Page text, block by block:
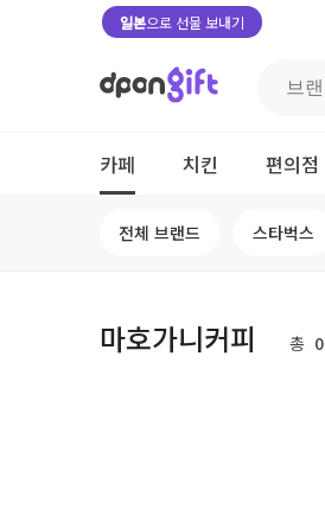
일본으로 선물 보내기
카페 치킨 편의점
전체 브랜드 스타벅스
마호가니커피 총 0